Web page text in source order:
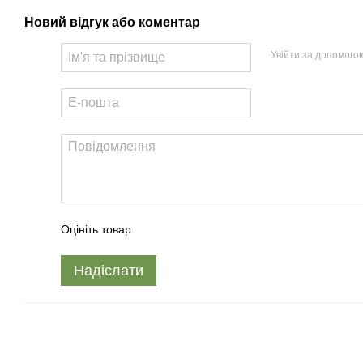
Новий відгук або коментар
Увійти за
Оцініть товар
Надіслати